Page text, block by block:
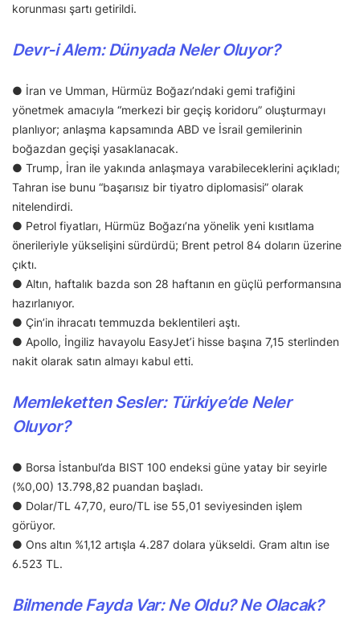
korunması şartı getirildi.
Devr-i Alem: Dünyada Neler Oluyor?
● İran ve Umman, Hürmüz Boğazı’ndaki gemi trafiğini
yönetmek amacıyla “merkezi bir geçiş koridoru” oluşturmayı
planlıyor; anlaşma kapsamında ABD ve İsrail gemilerinin
boğazdan geçişi yasaklanacak.
● Trump, İran ile yakında anlaşmaya varabileceklerini açıkladı;
Tahran ise bunu “başarısız bir tiyatro diplomasisi” olarak
nitelendirdi.
● Petrol fiyatları, Hürmüz Boğazı’na yönelik yeni kısıtlama
önerileriyle yükselişini sürdürdü; Brent petrol 84 doların üzerine
çıktı.
● Altın, haftalık bazda son 28 haftanın en güçlü performansına
hazırlanıyor.
● Çin’in ihracatı temmuzda beklentileri aştı.
● Apollo, İngiliz havayolu EasyJet’i hisse başına 7,15 sterlinden
nakit olarak satın almayı kabul etti.
Memleketten Sesler: Türkiye’de Neler
Oluyor?
● Borsa İstanbul’da BIST 100 endeksi güne yatay bir seyirle
(%0,00) 13.798,82 puandan başladı.
● Dolar/TL 47,70, euro/TL ise 55,01 seviyesinden işlem
görüyor.
● Ons altın %1,12 artışla 4.287 dolara yükseldi. Gram altın ise
6.523 TL.
Bilmende Fayda Var: Ne Oldu? Ne Olacak?